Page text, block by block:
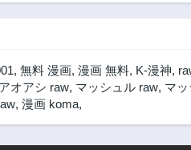
, 無料 漫画, 漫画 無料, K-漫神,
アオアシ raw, マッシュル raw, マ
, 漫画 koma,